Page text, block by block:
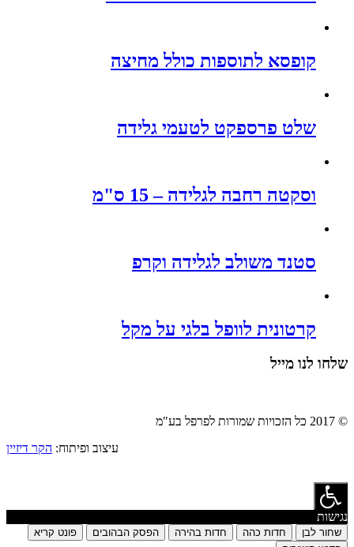
קופסא לתוספות כולל מחיצה
שלט פרספקט לטעמי גלידה
וסקטה רחבה לגלידה – 15 ס"מ
סטנד משולב לגלידה וקרפ
קרטונית לוופל בלגי על מקל
שלחו לנו מייל
© 2017 כל הזכויות שמורות לפרפל בע"מ
עיצוב ופיתוח: הקר דיזיין
נגישות
שחור לבן חדות כהה חדות בהירה הפסק הבהובים
פונט קריא